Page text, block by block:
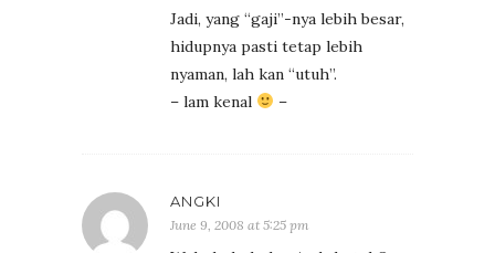
Jadi, yang “gaji”-nya lebih besar,
hidupnya pasti tetap lebih
nyaman, lah kan “utuh”.
– lam kenal
–
ANGKI
June 9, 2008 at 5:25 pm